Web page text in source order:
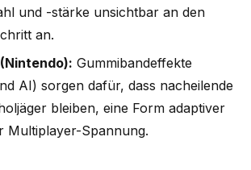
und -stärke unsichtbar an den
an.
Gummibandeffekte
AI) sorgen dafür, dass nacheilende
bleiben, eine Form adaptiver
Multiplayer-Spannung.